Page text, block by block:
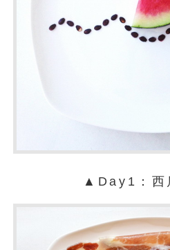
▲Day1：西